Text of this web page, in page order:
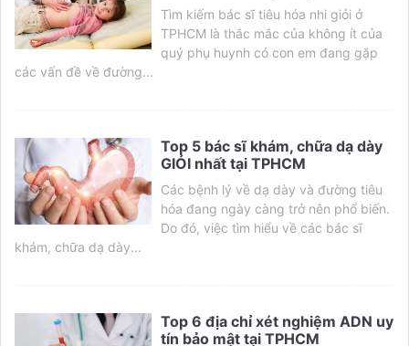
Tìm kiếm bác sĩ tiêu hóa nhi giỏi ở
TPHCM là thắc mắc của không ít của
quý phụ huynh có con em đang gặp
các vấn đề về đường...
Top 5 bác sĩ khám, chữa dạ dày
GIỎI nhất tại TPHCM
Các bệnh lý về dạ dày và đường tiêu
hóa đang ngày càng trở nên phổ biến.
Do đó, việc tìm hiểu về các bác sĩ
khám, chữa dạ dày...
Top 6 địa chỉ xét nghiệm ADN uy
tín bảo mật tại TPHCM